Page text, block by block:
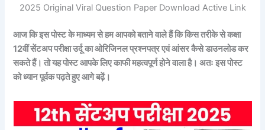
2025 Original Viral Question Paper Download Active Link
आज कि इस पोस्ट के माध्यम से हम आपको बताने वाले हैं कि किस तरीके से कक्षा
12वीं सेंटअप परीक्षाउर्दूका ओरिजिनल प्रश्नपत्र एवं आंसर कैसे डाउनलोड कर
सकते हैं। तो यह पोस्ट आपके लिए काफी महत्वपूर्ण होने वाला है। अतः इस पोस्ट
को ध्यान पूर्वक पढ़ते हुए आगे बढ़ें।